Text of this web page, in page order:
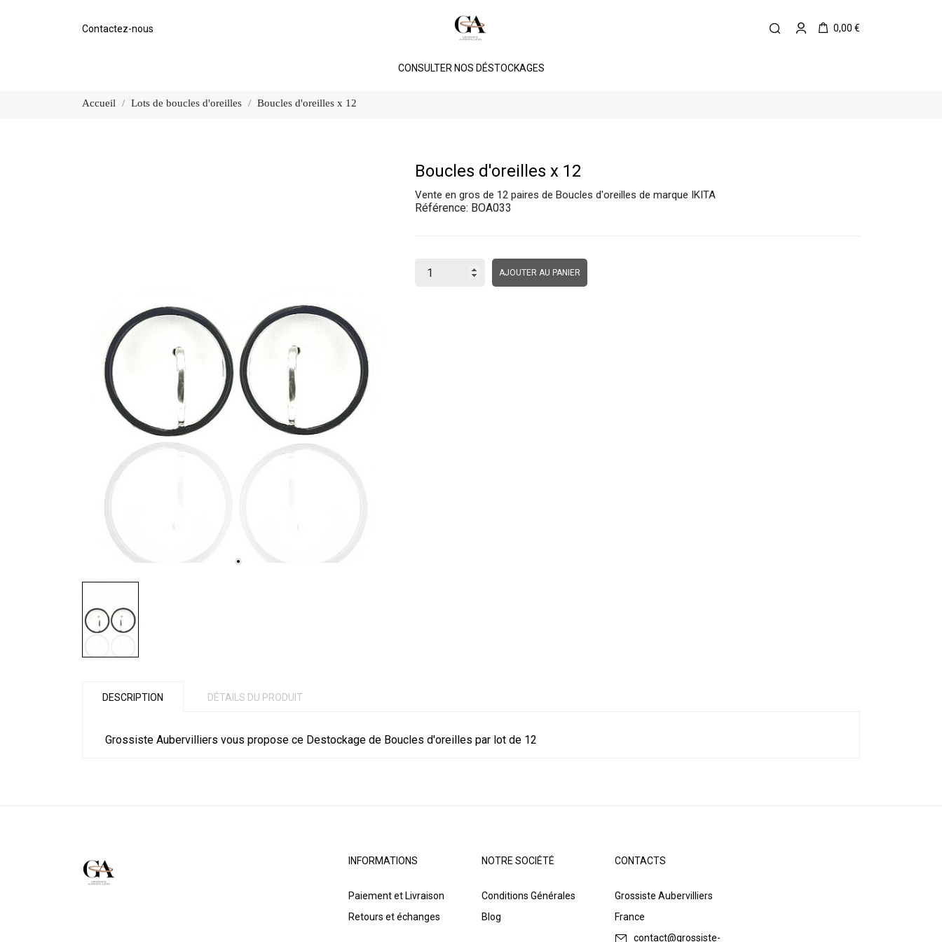
Contactez-nous 0,00 €
CONSULTER NOS DÉSTOCKAGES
Accueil Lots de boucles d'oreilles Boucles d'oreilles x 12
Boucles d'oreilles x 12
Vente en gros de 12 paires de Boucles d'oreilles de marque IKITA
Référence: BOA033
AJOUTER AU PANIER
DESCRIPTION DÉTAILS DU PRODUIT
Grossiste Aubervilliers vous propose ce Destockage de Boucles d'oreilles par lot de 12
INFORMATIONS
Paiement et Livraison
Retours et échanges
NOTRE SOCIÉTÉ
Conditions Générales
Blog
CONTACTS
Grossiste Aubervilliers
France
contact@grossiste-